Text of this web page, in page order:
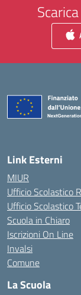
Link Esterni
MIUR
Ufficio Scolastico
Ufficio Scolastico
Scuola in Chiaro
Iscrizioni On Line
Invalsi
Comune
La Scuola